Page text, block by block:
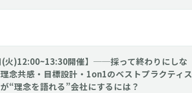
(火)12:00~13:30開催】──採って終わりにしな
念共感・目標設計・1on1のベストプラクティス
“理念を語れる”会社にするには？